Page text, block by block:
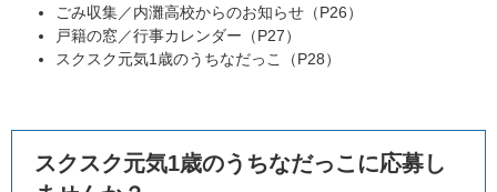
ごみ収集／内灘高校からのお知らせ（P26）
戸籍の窓／行事カレンダー（P27）
スクスク元気1歳のうちなだっこ（P28）
スクスク元気1歳のうちなだっこに応募し